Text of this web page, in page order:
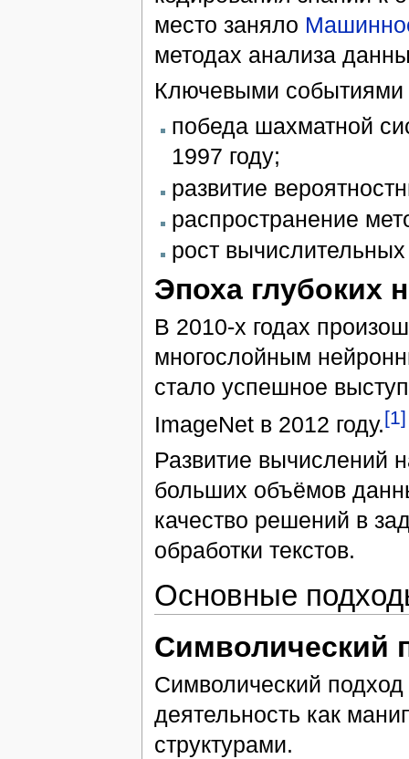
место заняло
методах анализа
Ключевыми событиями
победа шахматной
1997 году;
развитие
распространение
рост
Эпоха глубоких
В 2010-х годах
многослойным
стало успешное
ImageNet в 2012 году.[1]
Развитие вычислений
больших объёмов
качество решений в
обработки текстов.
Основные
Символический
Символический
деятельность как
структурами.